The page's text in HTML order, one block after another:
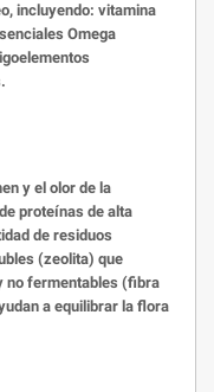
incluyendo: vitamina
Omega
y el olor de la
proteínas de alta
de residuos
(zeolita) que
no fermentables (fibra
a equilibrar la flora